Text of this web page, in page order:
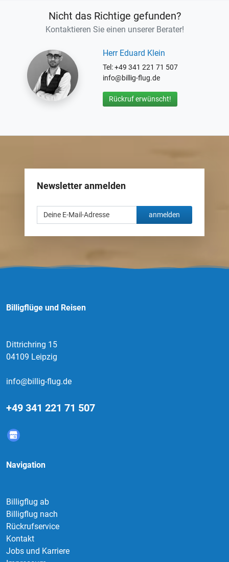
Nicht das Richtige gefunden?
Kontaktieren Sie einen unserer Berater!
Herr Eduard Klein
Tel: +49 341 221 71 507
info@billig-flug.de
Rückruf erwünscht!
Newsletter anmelden
anmelden
Billigflüge und Reisen
Dittrichring 15
04109 Leipzig
info@billig-flug.de
+49 341 221 71 507
Navigation
Billigflug ab
Billigflug nach
Rückrufservice
Kontakt
Jobs und Karriere